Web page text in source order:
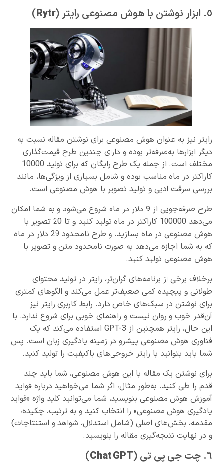
٥. ابزار نوشتن با هوش مصنوعی رایتر ( Rytr
)
رایتر نیز به عنوان هوش مصنوعی برای نوشتن مقاله نسبت به
دیگر ابزارها به‌صرفه‌تر بوده و دارای چندین طرح قیمت‌گذاری
مختلف است. از جمله یک طرح رایگان که برای تولید 10000
کاراکتر در ماه مناسب بوده و شامل بسیاری از ویژگی‌ها، مانند
بررسی سرقت ادبی و تولید تصویر با هوش مصنوعی است.
طرح صرفه‌جویی از 9 دلار در ماه شروع می‌شود و به شما امکان
می‌دهد 100000 کاراکتر در ماه تولید کنید و تا 20 تصویر با
هوش مصنوعی در ماه بسازید. و طرح نامحدود 29 دلار در ماه
که به شما اجازه می‌دهد به صورت نامحدود متن و تصویر با
هوش مصنوعی تولید کنید.
برخلاف برخی از برنامه‌های گران‌تر، رایتر در تولید محتوای
طولانی و پیچیده کمی ضعیف‌تر عمل می‌کند و الگوهای کمتری
برای نوشتن در سبک‌های خاص دارد. رابط کاربری رایتر نیز
آن‌قدر خوب و روان نیست و راهنمای خوبی برای شروع ندارد. با
این حال، رایتر همچنین از GPT-3 استفاده می‌کند که یک
فناوری هوش مصنوعی پیشرو در زمینه یادگیری زبان است. پس
شما باید بتوانید با رایتر خروجی‌های با‌کیفیت را تولید کنید.
برای نوشتن یک مقاله با این هوش مصنوعی، شما باید چند
قدم را طی کنید. به‌طور مثال، اگر شما می‌خواهید درباره فواید
آموزش هوش مصنوعی بنویسید، شما می‌توانید کلید واژه‌‌ «فواید
یادگیری هوش مصنوعی» را انتخاب کنید و به ترتیب، چکیده،
مقدمه، بخش‌های اصلی (شامل استدلال، شواهد و استنتاجات)
و در نهایت نتیجه‌گیری مقاله را بنویسید.
٦. چت جی پی تی ( Chat GPT
)